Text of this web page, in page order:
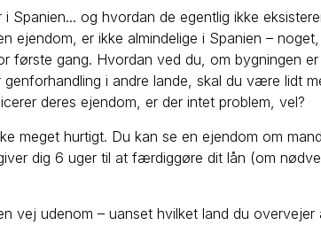
Spanien... og hvordan de egentlig ikke
ejendom, er ikke almindelige i Spanien –
første gang. Hvordan ved du, om bygningen
i andre lande, skal du være lidt
deres ejendom, er der intet problem, vel?
meget hurtigt. Du kan se en ejendom om
dig 6 uger til at færdiggøre dit lån (om
vej udenom – uanset hvilket land du